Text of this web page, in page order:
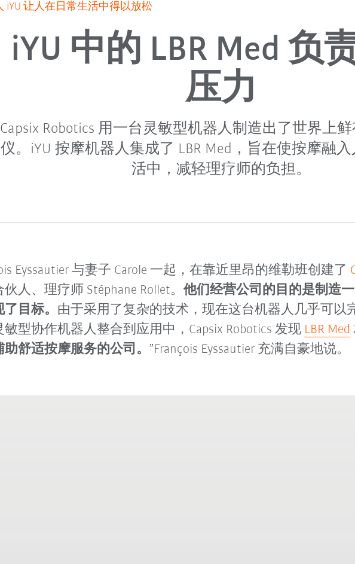
iYU 让人在日常生活中得以放松
iYU 中的 LBR Med 负
压力
Capsix Robotics 用一台灵敏型机器人制造出了世界上
仪。iYU 按摩机器人集成了 LBR Med，旨在使按摩融
活中，减轻理疗师的负担。
Eyssautier 与妻子 Carole 一起，在靠近里昂的维勒班创建了
人、理疗师 Stéphane Rollet。 他们经营公司的目的是制造
目标。 由于采用了复杂的技术，现在这台机器人几乎可以
型协作机器人整合到应用中，Capsix Robotics 发现 LBR Med
舒适按摩服务的公司。 ”François Eyssautier 充满自豪地说。